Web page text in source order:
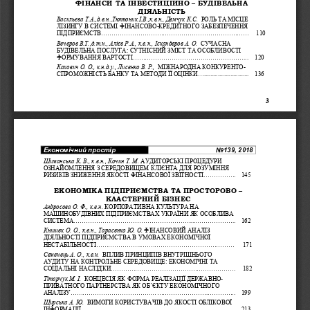
3
ФІНАНСИ ТА ІНВЕСТИЦІЙНО – БУДІВЕЛЬНА
ДІЯЛЬНІСТЬ
Васильєва Т. А д.е.н Тютюник І. В.,к .е.н Демчук К.С. РОЛЬ ТА МІСЦЕ
ЛІЗИНГУ В СИСТЕМІ ФІНАНСОВО-КРЕДИТНОГО ЗАБЕЗПЕЧЕННЯ
ПІДПРИЄМСТВ
110
Вечеров В.Т., д.т .н Алієв Р. А ., к .е .н., Іскандеров А . О.
СУЧАСНА
БУДІВЕЛЬНА ПОСЛУГА : СУТНІСНИЙ ЗМІСТ ТА ОСОБЛИВОСТІ
ФОРМУВАННЯ ВАРТОСТІ.........................................................
120
Кахович О. О., к.н .д.у., Лисенко В. Р., МІЖНАРОДНА КОНКУРЕНТО-
СПРОМОЖНІСТЬ БАНКУ ТА МЕТОДИ ЇЇ ОЦІНКИ................................ 136
Економічний простір No139, 2018
Шиманська К. В., к .е.н Кочин Т. М. АУДИТОРСЬКІ ПРОЦЕДУРИ
ОЗНАЙОМЛЕННЯ З СЕРЕДОВИЩЕМ КЛІЄНТА ДЛЯ РОЗУМІННЯ
РИЗИКІВ ЗНИЖЕННЯ ЯКОСТІ ФІНАНСОВОЇ ЗВІТНОСТІ 145
ЕКОНОМІКА ПІДПРИЄМСТВА ТА ПРОСТОРОВО
КЛАСТЕРНИЙ БІЗНЕС
Андросова О. Ф., к.е .н КОРПОРАТИВНА КУЛЬТУРА НА
МАШИНОБУДІВНИХ ПІДПРИЄМСТВАХ УКРАЇНИ ЯК ОСОБЛИВА
СИСТЕМА
162
Книшек О. О., к.е.н Тарасенко Ю. О. ФІНАНСОВИЙ АНАЛІЗ
ДІЯЛЬНОСТІ ПІДПРИЄМСТВА В УМОВАХ ЕКОНОМІЧНОЇ
НЕСТАБІЛЬНОСТІ....................................................................
171
Семенець А . О., к.е.н . ВПЛИВ ПРИНЦИПІВ ВНУТРІШНЬОГО
АУДИТУ НА КОНТРОЛЬНЕ СЕРЕДОВИЩЕ: ЕКОНОМІЧНІ ТА
СОЦІАЛЬНІ НАСЛІДКИ.............................................................
182
Тітарчук М. І. КОНЦЕСІЯ ЯК ФОРМА РЕАЛІЗАЦІЇ ДЕРЖАВНО-
ПРИВАТНОГО ПАРТНЕРСТВА ЯК ОБ’ЄКТУ ЕКОНОМІЧНОГО
АНАЛІЗУ.................................................................................
199
Щирська А Ю. ВИМОГИ КОРИСТУВАЧІВ ДО ЯКОСТІ ОБЛІКОВОЇ